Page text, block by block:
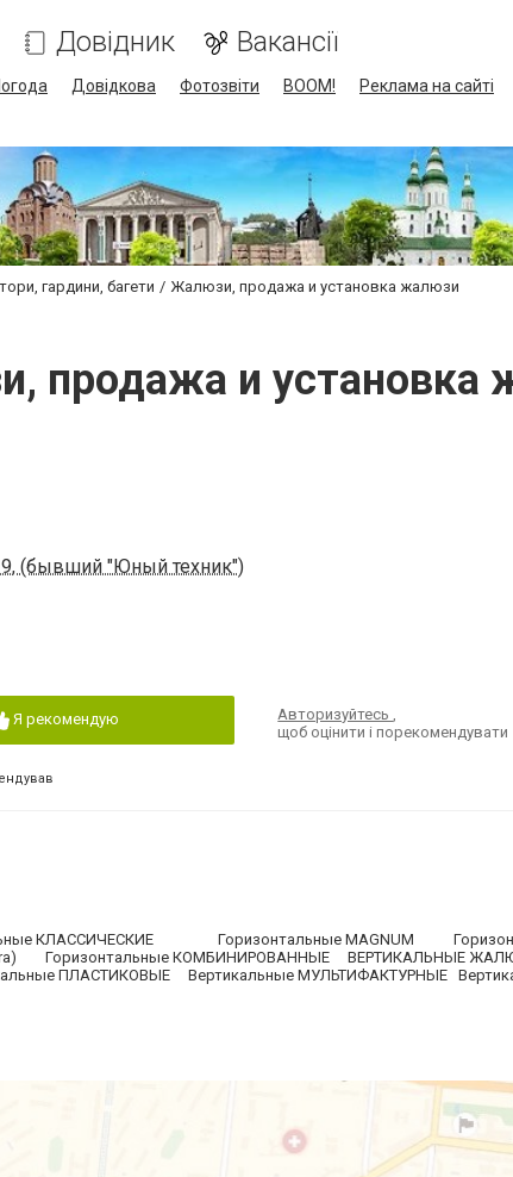
Довідник Вакансії
Довідкова Фотозвіти BOOM! Реклама на сайті
гардини, багети Жалюзи, продажа и установка жалюзи
продажа и установка
(бывший "Юный техник")
Я рекомендую Авторизуйтесь,
щоб оцінити і порекомендувати
КЛАССИЧЕСКИЕ Горизонтальные MAGNUM
Горизонтальные КОМБИНИРОВАННЫЕ ВЕРТИКАЛЬНЫЕ
ПЛАСТИКОВЫЕ Вертикальные МУЛЬТИФАКТУРНЫЕ